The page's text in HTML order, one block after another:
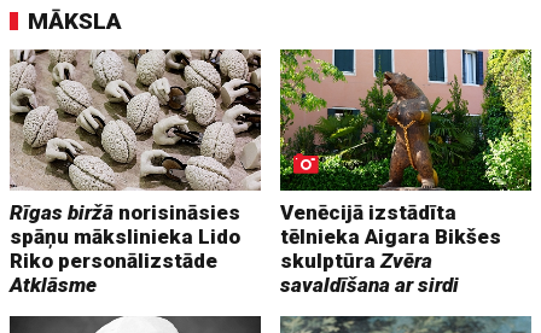
MĀKSLA
Rīgas biržā norisināsies
spāņu mākslinieka Lido
Riko personālizstāde
Atklāsme
Venēcijā izstādīta
tēlnieka Aigara Bikšes
skulptūraZvēra
savaldīšana ar sirdi